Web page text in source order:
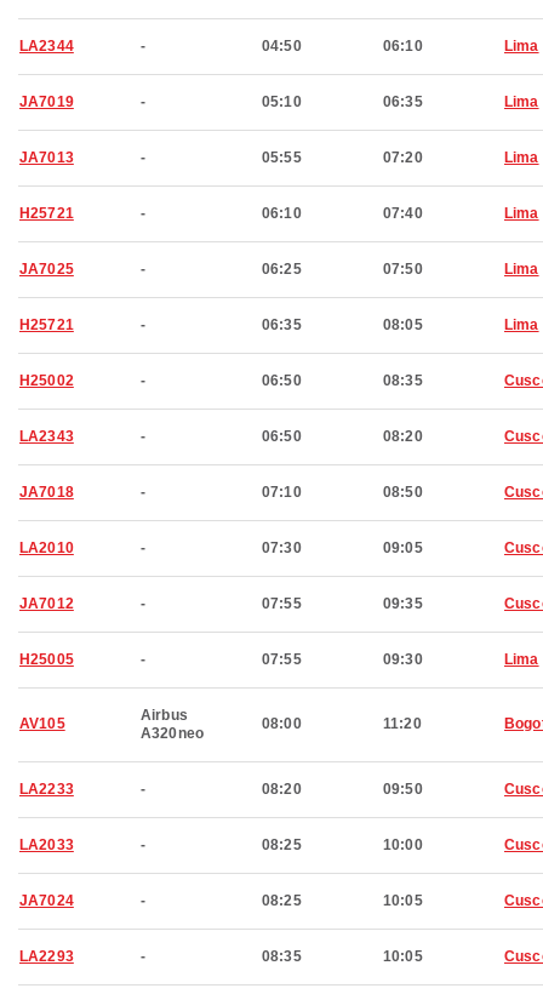
LA2344 - 04:50 06:10 Lima
JA7019 - 05:10 06:35 Lima
JA7013 - 05:55 07:20 Lima
H25721 - 06:10 07:40 Lima
JA7025 - 06:25 07:50 Lima
H25721 - 06:35 08:05 Lima
H25002 - 06:50 08:35
LA2343 - 06:50 08:20
JA7018 - 07:10 08:50
LA2010 - 07:30 09:05
JA7012 - 07:55 09:35
H25005 - 07:55 09:30 Lima
AV105
Airbus
A320neo
08:00 11:20
LA2233 - 08:20 09:50
LA2033 - 08:25 10:00
JA7024 - 08:25 10:05
LA2293 - 08:35 10:05